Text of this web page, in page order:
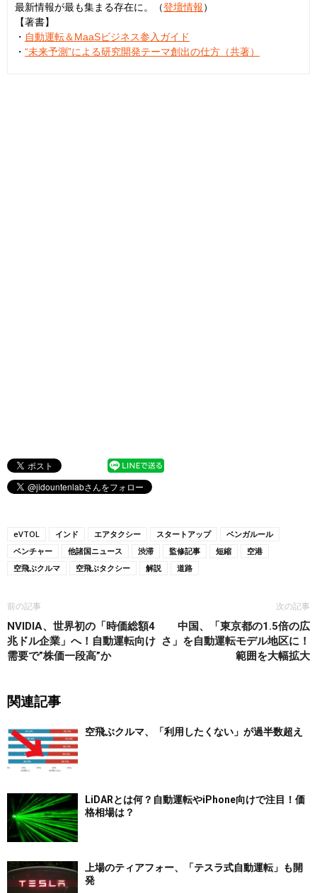
最新情報が最も集まる存在に。（登壇情報）
【著書】
・ 自動運転＆MaaSビジネス参入ガイド
・ “未来予測”による研究開発テーマ創出の仕方（共著）
eVTOL インド エアタクシー スタートアップ
ベンガルール
ベンチャー
他諸国ニュース 渋滞 監修記事 短縮
空港
空飛ぶクルマ
空飛ぶタクシー 解説 道路
前の記事
NVIDIA、世界初の「時価総額4
兆ドル企業」へ！自動運転向け
需要で”株価一段高”か
次の記事
中国、「東京都の1.5倍の広
さ」を自動運転モデル地区に！
範囲を大幅拡大
関連記事
空飛ぶクルマ、「利用したくない」が過半数超え
LiDARとは何？自動運転やiPhone向けで注目！価
格相場は？
上場のティアフォー、「テスラ式自動運転」も開
発